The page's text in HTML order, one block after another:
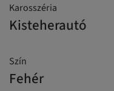
Karosszéria
Kisteherautó
Szín
Fehér